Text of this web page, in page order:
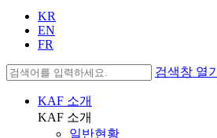
KR
EN
FR
검색창 열기
KAF 소개
KAF 소개
일반현황